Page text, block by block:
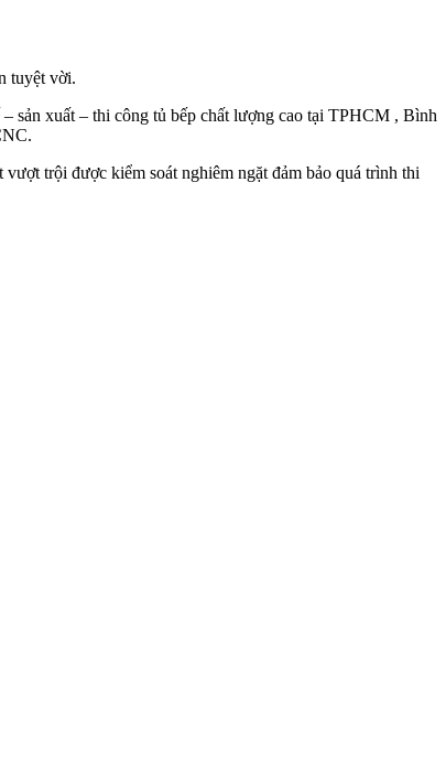
tuyệt vời.
sản xuất – thi công tủ bếp chất lượng cao tại TPHCM , Bình
trội được kiểm soát nghiêm ngặt đảm bảo quá trình thi